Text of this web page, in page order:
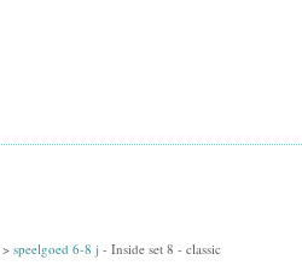
> speelgoed 6-8 j - Inside set 8 - classic